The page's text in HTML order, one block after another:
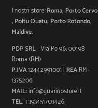
I nostri store:Roma, Porto Cervo
, Poltu Quatu, Porto Rotondo,
Maldive.
PDP SRL- Via Po 96, 00198
Roma (RM)
P.IVA12442991001 | REARM -
1375206
MAIL: info@guarinostore.it
TEL.+393451703426